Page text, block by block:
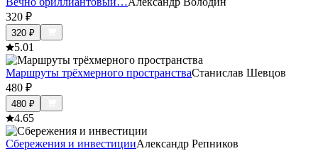
320 ₽
320 ₽
5.01
Маршруты трёхмерного пространстваСтанислав Шевцов
480 ₽
480 ₽
4.65
Cбережения и инвестицииАлександр Репников